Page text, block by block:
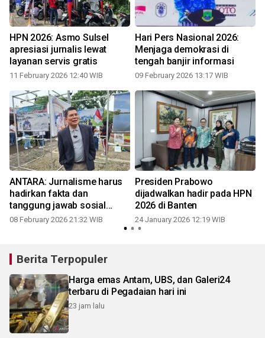
HPN 2026: Asmo Sulsel
apresiasi jurnalis lewat
layanan servis gratis
11 February 2026 12:40 WIB
Hari Pers Nasional 2026:
Menjaga demokrasi di
tengah banjir informasi
09 February 2026 13:17 WIB
ANTARA: Jurnalisme harus
hadirkan fakta dan
tanggung jawab sosial
kepada publik
08 February 2026 21:32 WIB
Presiden Prabowo
dijadwalkan hadir pada HPN
2026 di Banten
24 January 2026 12:19 WIB
Berita Terpopuler
Harga emas Antam, UBS, dan Galeri24
terbaru di Pegadaian hari ini
23 jam lalu